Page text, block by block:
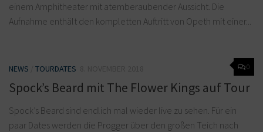
einem Amphitheater mit atemberaubender Aussicht. Die
Aufnahme enthält den kompletten Auftritt von Opeth mit einer...
0
NEWS TOURDATES
Spock’s Beard mit The Flower Kings auf Tour
Spock’s Beard sind endlich mal wieder live zu sehen. Für ein
paar Dates werden die Progger über den großen Teich nach